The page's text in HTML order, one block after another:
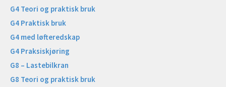
G4 Teori og praktisk bruk
G4 Praktisk bruk
G4 med løfteredskap
G4 Praksiskjøring
G8 – Lastebilkran
G8 Teori og praktisk bruk